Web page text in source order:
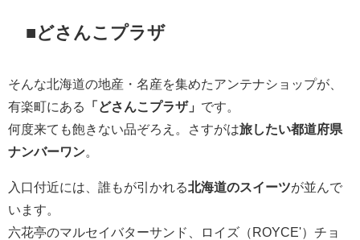
■どさんこプラザ
そんな北海道の地産・名産を集めたアンテナショップが、
有楽町にある
「どさんこプラザ」 です。
何度来ても飽きない品ぞろえ。さすがは旅したい都道府県
ナンバーワン。
入口付近には、誰もが引かれる北海道のスイーツが並んで
います。
六花亭のマルセイバターサンド、ロイズ（ROYCE'）チョ